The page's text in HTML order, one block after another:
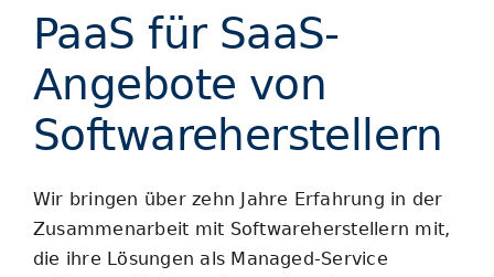
Blog
PaaS für SaaS-
Angebote von
Softwareherstellern
Wir bringen über zehn Jahre Erfahrung in der
Zusammenarbeit mit Softwareherstellern mit,
die ihre Lösungen als Managed-Service